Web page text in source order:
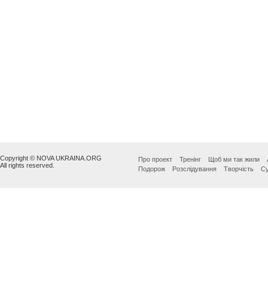
Copyright © NOVA UKRAINA.ORG
All rights reserved.
Про проект Тренінг Щоб ми так жили
Подорож
Розслідування Творчість